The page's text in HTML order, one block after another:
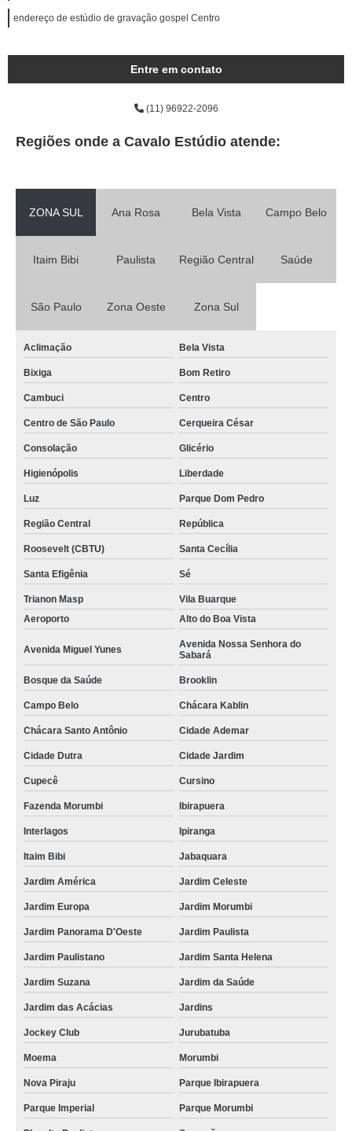
endereço de estúdio de gravação gospel Centro
Entre em contato
(11) 96922-2096
Regiões onde a Cavalo Estúdio atende:
ZONA SUL Ana Rosa Bela Vista Campo Belo
Itaim Bibi Paulista Região Central Saúde
São Paulo Zona Oeste Zona Sul
Aclimação Bela Vista
Bixiga Bom Retiro
Cambuci Centro
Centro de São Paulo Cerqueira César
Consolação Glicério
Higienópolis Liberdade
Luz Parque Dom Pedro
Região Central República
Roosevelt (CBTU) Santa Cecília
Santa Efigênia Sé
Trianon Masp
Vila Buarque
Aeroporto
Alto do Boa Vista
Avenida Miguel Yunes
Avenida Nossa Senhora do
Sabará
Bosque da Saúde Brooklin
Campo Belo Chácara Kablin
Chácara Santo Antônio Cidade Ademar
Cidade Dutra Cidade Jardim
Cupecê Cursino
Fazenda Morumbi Ibirapuera
Interlagos Ipiranga
Itaim Bibi Jabaquara
Jardim América Jardim Celeste
Jardim Europa Jardim Morumbi
Jardim Panorama D'Oeste Jardim Paulista
Jardim Paulistano Jardim Santa Helena
Jardim Suzana Jardim da Saúde
Jardim das Acácias Jardins
Jockey Club Jurubatuba
Moema Morumbi
Nova Piraju Parque Ibirapuera
Parque Imperial Parque Morumbi